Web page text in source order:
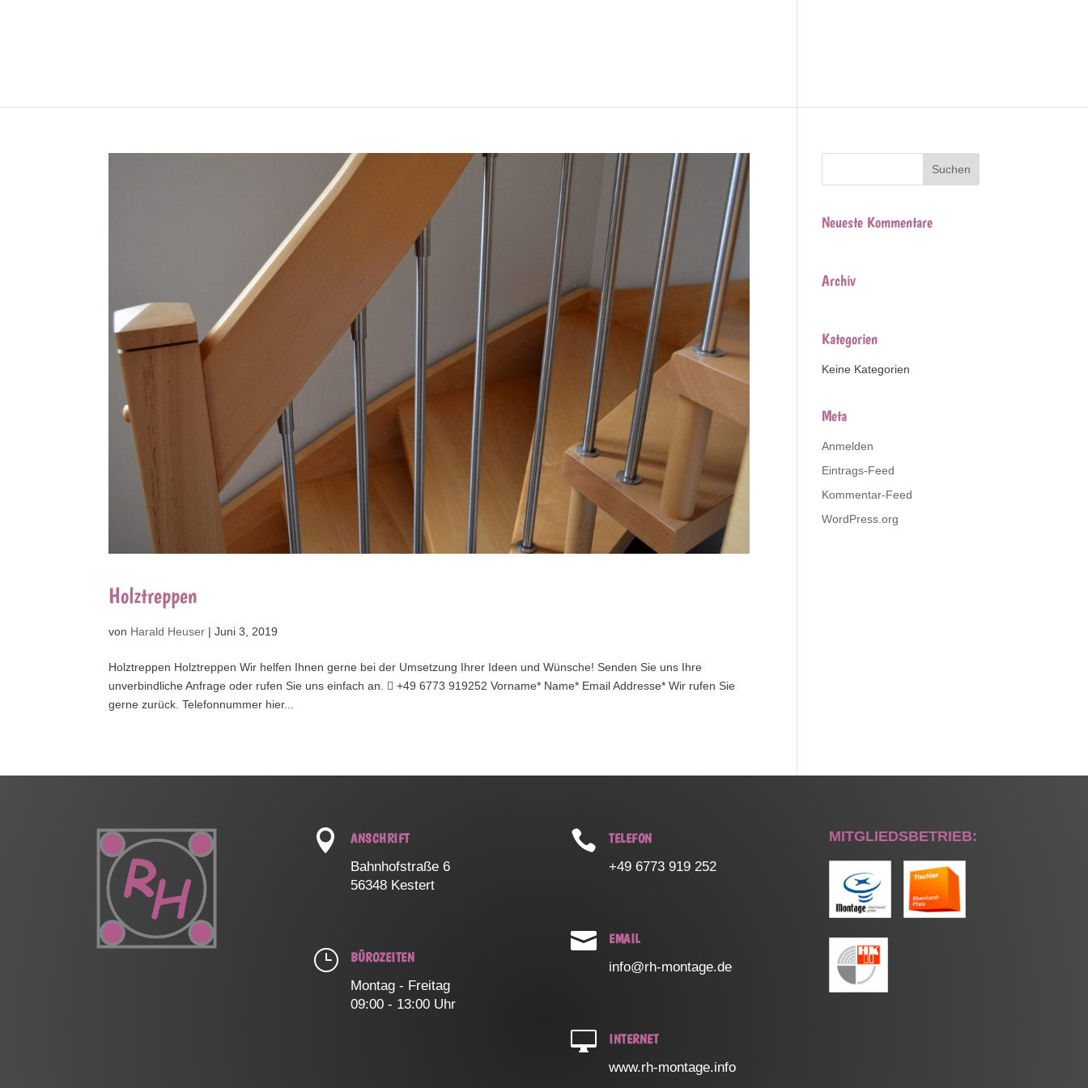
Holztreppen
von Harald Heuser |Juni 3, 2019
Holztreppen Holztreppen Wir helfen Ihnen gerne bei der Umsetzung Ihrer Ideen und Wünsche! Senden Sie uns Ihre
unverbindliche Anfrage oder rufen Sie uns einfach an.  +49 6773 919252 Vorname* Name* Email Addresse* Wir rufen Sie
gerne zurück. Telefonnummer hier...
Neueste Kommentare
Archiv
Kategorien
Keine Kategorien
Meta
Anmelden
Eintrags-Feed
Kommentar-Feed
WordPress.org

ANSCHRIFT
Bahnhofstraße 6
56348 Kestert
}
BÜROZEITEN
Montag - Freitag
09:00 - 13:00 Uhr

TELEFON
+49 6773 919 252

EMAIL
info@rh-montage.de

INTERNET
www.rh-montage.info
MITGLIEDSBETRIEB: